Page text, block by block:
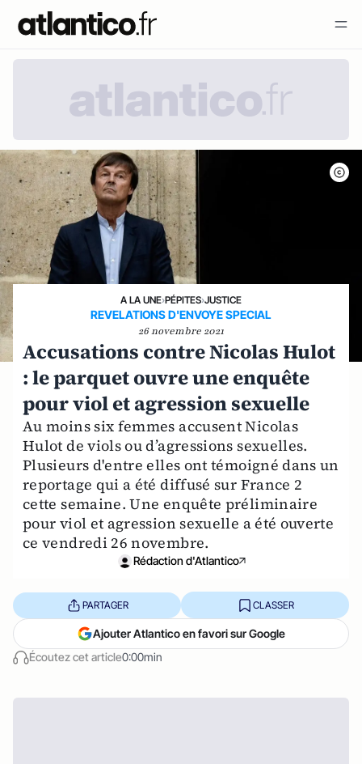
A LA UNE›PÉPITES›JUSTICE
REVELATIONS D'ENVOYE SPECIAL
26 novembre 2021
Accusations contre Nicolas Hulot
: le parquet ouvre une enquête
pour viol et agression sexuelle
Au moins six femmes accusent Nicolas
Hulot de viols ou d’agressions sexuelles.
Plusieurs d'entre elles ont témoigné dans un
reportage qui a été diffusé sur France 2
cette semaine. Une enquête préliminaire
pour viol et agression sexuelle a été ouverte
ce vendredi 26 novembre.
Rédaction d'Atlantico
Écoutez cet article0:00min
PARTAGER CLASSER
Ajouter Atlantico en favori sur Google